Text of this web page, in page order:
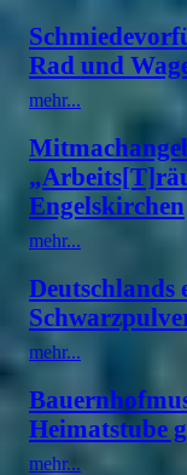
Rad und
mehr...
Engelskirchen
mehr...
Deutschlands
mehr...
Heimatstube
mehr...